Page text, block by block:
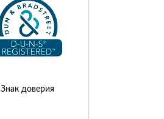
Знак доверия